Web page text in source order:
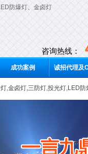
防爆灯、 金卤灯
咨询热线：
成功案例 诚招代理及
,金卤灯,三防灯,投光灯,LED防